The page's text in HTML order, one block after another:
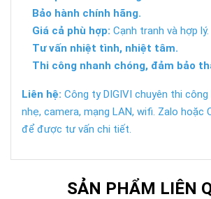
Bảo hành chính hãng.
Giá cả phù hợp: Cạnh tranh và hợp lý.
Tư vấn nhiệt tình, nhiệt tâm.
Thi công nhanh chóng, đảm bảo
Liên hệ: Công ty DIGIVI chuyên thi
nhẹ, camera, mạng LAN, wifi. Zalo hoặc
để được tư vấn chi tiết.
SẢN PHẨM LIÊN